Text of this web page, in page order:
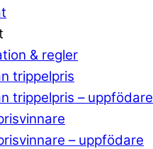
& regler
trippelpris
trippelpris – uppfödare
– uppfödare